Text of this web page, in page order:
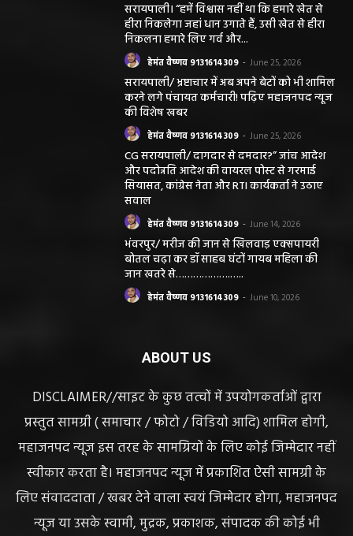
सरायपाली। “हमें विश्वास नहीं था कि हमारे खेत से
हीरा निकलेगा जहां धान उगाते हैं, उसी खेत से हीरा
निकलना हमारे लिए गर्व और...
हेमंत वैष्णव 9131614309 - June 25, 2026
सरायपाली/ भ्रष्टाचार में अब अपने बेटों को भी शामिल
करने लगे पंचायत कर्मचारी! पढ़िए महाजनपद न्यूज
की विशेष खबर
हेमंत वैष्णव 9131614309 - June 25, 2026
CG सरायपाली/ दागदार से दमदार?” जांच आदेश
और पदोन्नति आदेश की वायरल पोस्ट से गरमाई
सियासत, कांग्रेस नेता और RTI कार्यकर्ता ने उठाए
सवाल
हेमंत वैष्णव 9131614309 - June 14, 2026
भंवरपुर/ मरीज की जान से खिलवाड़ एक्सपायरी
बोतल चढ़ा कर डॉ साहब घंटों गायब महिला की
जान खतरे से……………….…..
हेमंत वैष्णव 9131614309 - June 10, 2026
ABOUT US
DISCLAIMER//साइट के कुछ तत्वों में उपयोगकर्ताओं द्वारा
प्रस्तुत सामग्री ( समाचार / फोटो / विडियो आदि) शामिल होगी,
महाजनपद न्यूज इस तरह के सामग्रियों के लिए कोई जिम्मेदार नहीं
स्वीकार करता है। महाजनपद न्यूज में प्रकाशित ऐसी सामग्री के
लिए संवाददाता / खबर देने वाला स्वयं जिम्मेदार होगा, महाजनपद
न्यूज या उसके स्वामी, मुद्रक, प्रकाशक, संपादक की कोई भी